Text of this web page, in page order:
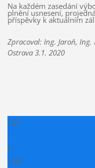
Na každém zasedání
plnění usnesení,
příspěvky k aktuálním
Zpracoval: Ing. Jaroň, Ing.
Ostrava 3.1. 2020
+27
°
C
+28°